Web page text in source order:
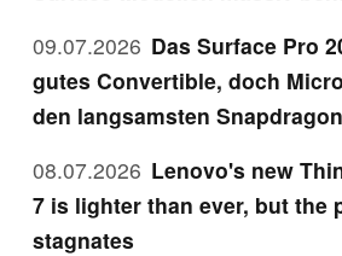
09.07.2026 Das Surface Pro
gutes Convertible, doch
den langsamsten
08.07.2026 Lenovo's new
7 is lighter than ever, but the
stagnates